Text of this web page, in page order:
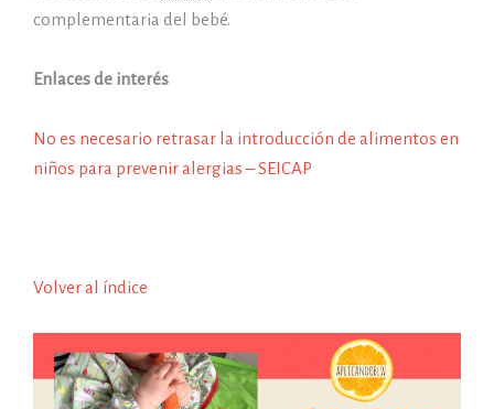
complementaria del bebé.
Enlaces de interés
No es necesario retrasar la introducción de alimentos en
niños para prevenir alergias – SEICAP
Volver al índice